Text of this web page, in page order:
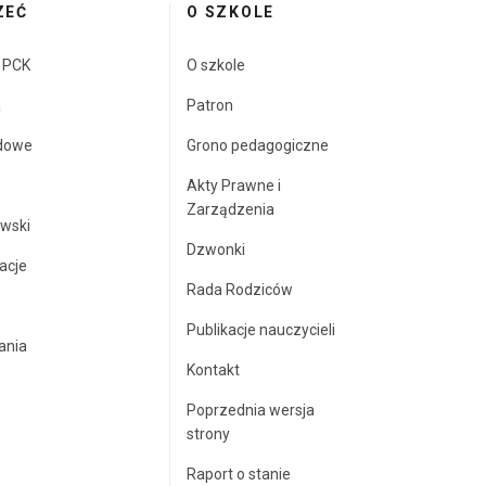
O SZKOLE
O szkole
Patron
Grono pedagogiczne
Akty Prawne i
Zarządzenia
Dzwonki
Rada Rodziców
Publikacje nauczycieli
Kontakt
Poprzednia wersja
strony
Raport o stanie